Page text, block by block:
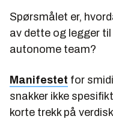
Spørsmålet er,
av dette og legger
autonome team?
Manifestet for
snakker ikke
korte trekk på